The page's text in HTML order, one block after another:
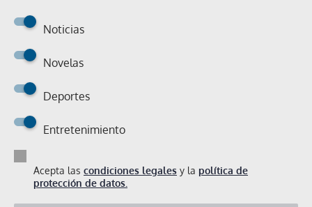
Noticias
Novelas
Deportes
Entretenimiento
Acepta las condiciones legales y la política de
protección de datos.